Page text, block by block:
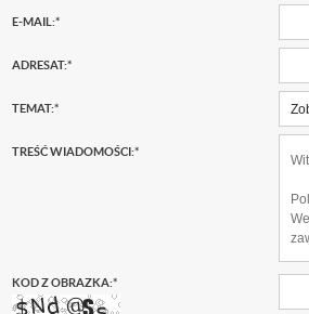
E-MAIL:*
ADRESAT:*
TEMAT:*
TREŚĆ WIADOMOŚCI:*
KOD Z OBRAZKA:*